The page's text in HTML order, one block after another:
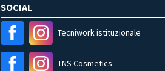
SOCIAL
Tecniwork istituzionale
TNS Cosmetics